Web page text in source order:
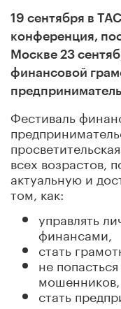
19 сентября в
конференция,
Москве 23
финансовой
Фестиваль
всех возрастов,
актуальную и
том, как:
управлять
финансами,
стать
не
мошенников,
стать